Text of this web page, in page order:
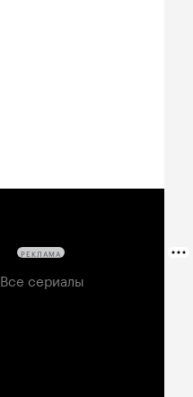
Все сериалы
РЕКЛАМА